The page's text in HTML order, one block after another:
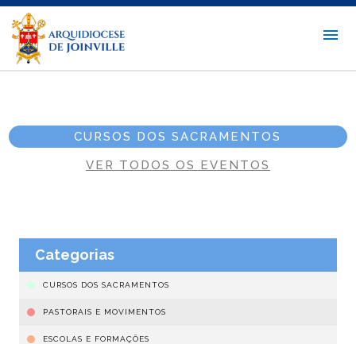
CURSOS DOS SACRAMENTOS
VER TODOS OS EVENTOS
Categorias
CURSOS DOS SACRAMENTOS
PASTORAIS E MOVIMENTOS
ESCOLAS E FORMAÇÕES